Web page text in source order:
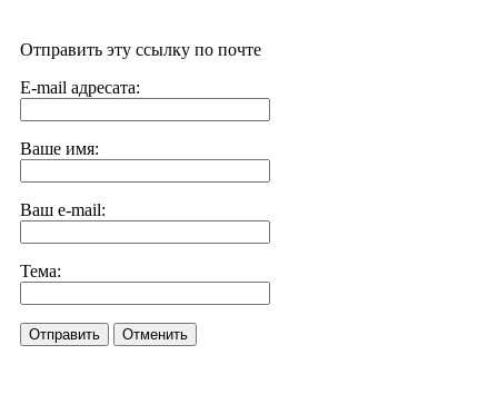
Отправить эту ссылку по почте
E-mail адресата:
Ваше имя:
Ваш e-mail:
Тема:
Отправить Отменить